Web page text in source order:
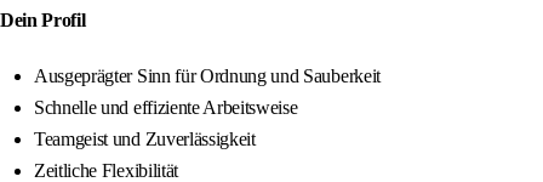
Dein Profil
Ausgeprägter Sinn für Ordnung und Sauberkeit
Schnelle und effiziente Arbeitsweise
Teamgeist und Zuverlässigkeit
Zeitliche Flexibilität